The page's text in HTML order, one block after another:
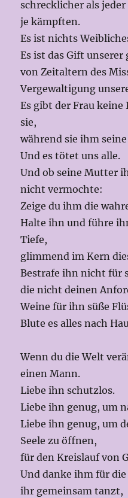
schrecklicher als
je kämpften.
Es ist nichts
Es ist das Gift
von Zeitaltern des
Vergewaltigung
Es gibt der Frau
sie,
während sie ihm
Und es tötet uns alle.
Und ob seine Mutter
nicht vermochte:
Zeige du ihm die
Halte ihn und führe
Tiefe,
glimmend im Kern
Bestrafe ihn nicht für
die nicht deinen
Weine für ihn süße
Blute es alles nach
Wenn du die Welt
einen Mann.
Liebe ihn schutzlos.
Liebe ihn genug, um
Liebe ihn genug, um
Seele zu öffnen,
für den Kreislauf von
Und danke ihm für
ihr gemeinsam tanzt,